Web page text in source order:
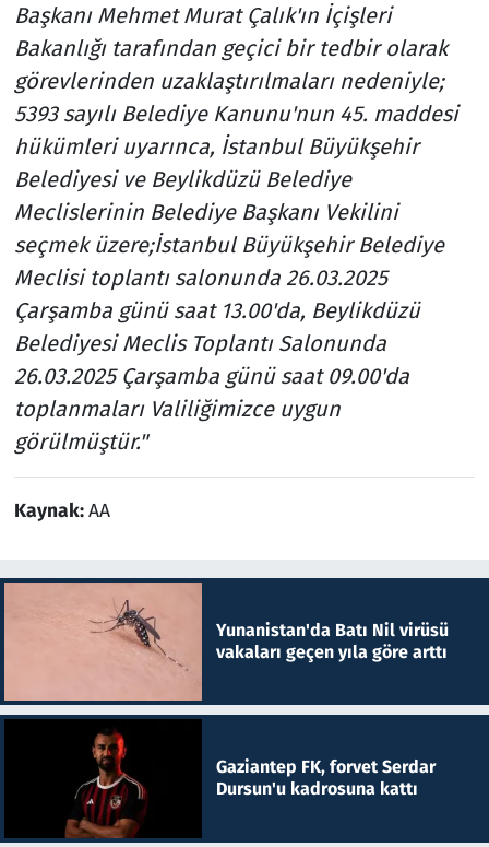
Başkanı Mehmet Murat Çalık'ın İçişleri
Bakanlığı tarafından geçici bir tedbir olarak
görevlerinden uzaklaştırılmaları nedeniyle;
5393 sayılı Belediye Kanunu'nun 45. maddesi
hükümleri uyarınca, İstanbul Büyükşehir
Belediyesi ve Beylikdüzü Belediye
Meclislerinin Belediye Başkanı Vekilini
seçmek üzere;İstanbul Büyükşehir Belediye
Meclisi toplantı salonunda 26.03.2025
Çarşamba günü saat 13.00'da, Beylikdüzü
Belediyesi Meclis Toplantı Salonunda
26.03.2025 Çarşamba günü saat 09.00'da
toplanmaları Valiliğimizce uygun
görülmüştür."
Kaynak:AA
Yunanistan'da Batı Nil virüsü
vakaları geçen yıla göre arttı
Gaziantep FK, forvet Serdar
Dursun'u kadrosuna kattı